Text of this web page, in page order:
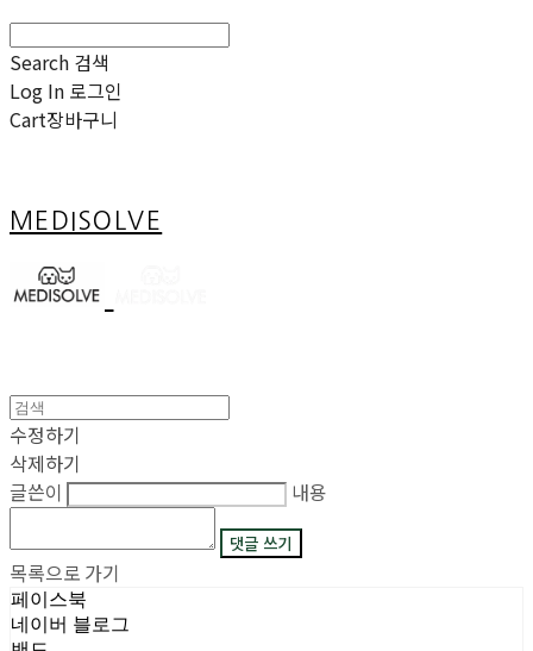
Search 검색
Log In 로그인
Cart장바구니
MEDISOLVE
수정하기
삭제하기
글쓴이
내용
댓글 쓰기
목록으로 가기
페이스북
네이버 블로그